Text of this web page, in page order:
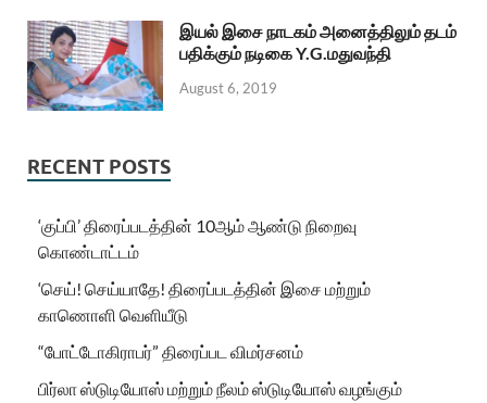
இயல் இசை நாடகம் அனைத்திலும் தடம்
பதிக்கும் நடிகை Y.G.மதுவந்தி
August 6, 2019
RECENT POSTS
‘குப்பி’ திரைப்படத்தின் 10ஆம் ஆண்டு நிறைவு
கொண்டாட்டம்
‘செய்! செய்யாதே! திரைப்படத்தின் இசை மற்றும்
காணொளி வெளியீடு
“போட்டோகிராபர்” திரைப்பட விமர்சனம்
பிர்லா ஸ்டுடியோஸ் மற்றும் நீலம் ஸ்டுடியோஸ் வழங்கும்